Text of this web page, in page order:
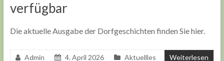
verfügbar
Die aktuelle Ausgabe der Dorfgeschichten finden Sie hier.
Admin 4. April 2026 Aktuellles Weiterlesen